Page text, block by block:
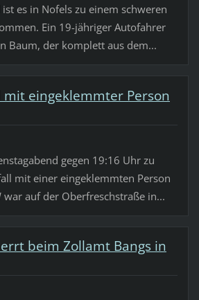
es in Nofels zu einem schweren
Ein 19-jähriger Autofahrer
Baum, der komplett aus dem...
eingeklemmter Person
gegen 19:16 Uhr zu
mit einer eingeklemmten Person
war auf der Oberfreschstraße in...
beim Zollamt Bangs in